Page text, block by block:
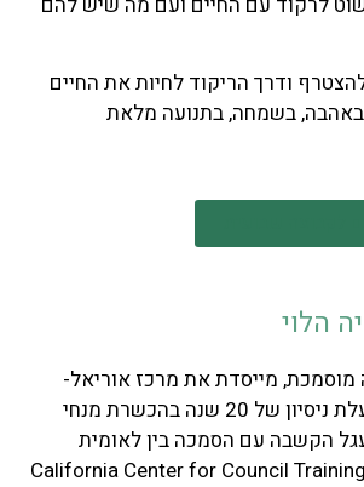
ודרך הריקוד לחיות את החיים
באהבה, בשמחה, בתנועה מלאת
הלוי
מייסדת את מרכז אוריאל-
יוצרים הקשבה, בעלת ניסיון של 20 שנה בהכשרת מנחי
הקשבה עם הסמכה בין לאומית
(trainers) מטעם California Center for Council Training